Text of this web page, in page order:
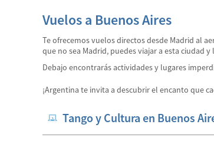
Vuelos a Buenos Aires
Te ofrecemos vuelos directos desde Madrid al
que no sea Madrid, puedes viajar a esta ciudad
Debajo encontrarás actividades y lugares
¡Argentina te invita a descubrir el encanto que
Tango y Cultura en Buenos